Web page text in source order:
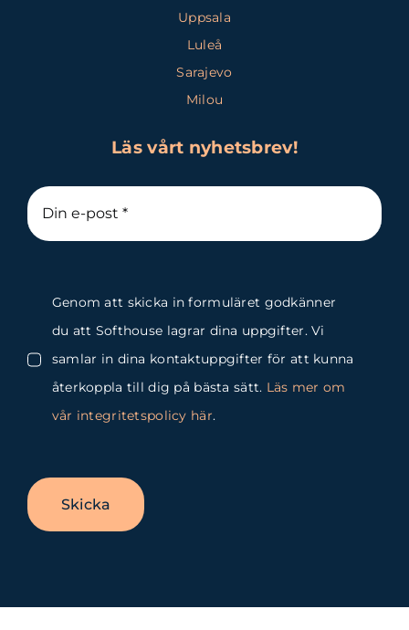
Uppsala
Luleå
Sarajevo
Milou
Läs vårt nyhetsbrev!
Genom att skicka in formuläret godkänner
du att Softhouse lagrar dina uppgifter. Vi
samlar in dina kontaktuppgifter för att kunna
återkoppla till dig på bästa sätt. Läs mer om
vår integritetspolicy här.
Skicka